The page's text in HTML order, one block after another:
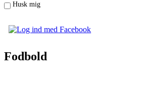
Husk mig
Fodbold